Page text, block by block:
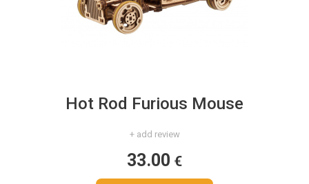
Hot Rod Furious Mouse
+ add review
33.00 €